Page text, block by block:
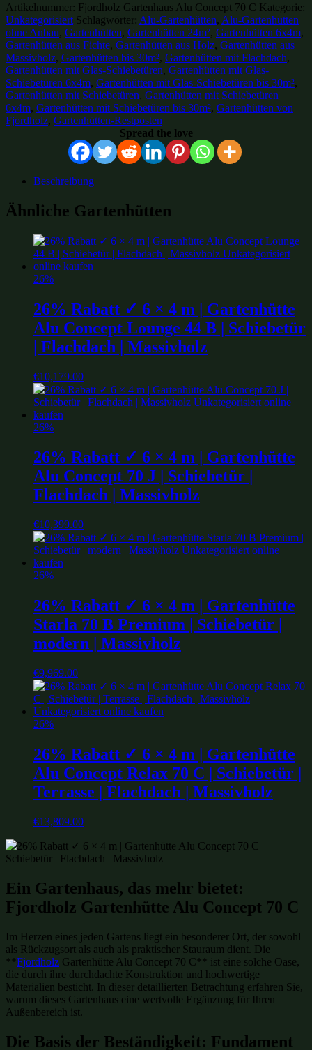
Artikelnummer: Fjordholz Gartenhaus Alu Concept 70 C Kategorie:
Unkategorisiert Schlagwörter: Alu-Gartenhütten, Alu-Gartenhütten
ohne Anbau, Gartenhütten, Gartenhütten 24m², Gartenhütten 6x4m,
Gartenhütten aus Fichte, Gartenhütten aus Holz, Gartenhütten aus
Massivholz, Gartenhütten bis 30m², Gartenhütten mit Flachdach,
Gartenhütten mit Glas-Schiebetüren, Gartenhütten mit Glas-
Schiebetüren 6x4m, Gartenhütten mit Glas-Schiebetüren bis 30m²,
Gartenhütten mit Schiebetüren, Gartenhütten mit Schiebetüren
6x4m, Gartenhütten mit Schiebetüren bis 30m², Gartenhütten von
Fjordholz, Gartenhütten-Restposten
Spread the love
Beschreibung
Ähnliche Gartenhütten
26%
26% Rabatt ✓ 6 × 4 m | Gartenhütte
Alu Concept Lounge 44 B | Schiebetür
| Flachdach | Massivholz
€10,179.00
26%
26% Rabatt ✓ 6 × 4 m | Gartenhütte
Alu Concept 70 J | Schiebetür |
Flachdach | Massivholz
€10,399.00
26%
26% Rabatt ✓ 6 × 4 m | Gartenhütte
Starla 70 B Premium | Schiebetür |
modern | Massivholz
€9,969.00
26%
26% Rabatt ✓ 6 × 4 m | Gartenhütte
Alu Concept Relax 70 C | Schiebetür |
Terrasse | Flachdach | Massivholz
€13,809.00
Ein Gartenhaus, das mehr bietet:
Fjordholz Gartenhütte Alu Concept 70 C
Im Herzen eines jeden Gartens liegt ein besonderer Ort, der sowohl
als Rückzugsort als auch als praktischer Stauraum dient. Die
**Fjordholz Gartenhütte Alu Concept 70 C** ist eine solche Oase,
die durch ihre durchdachte Konstruktion und hochwertige
Materialien besticht. In dieser detaillierten Betrachtung erfahren Sie,
warum dieses Gartenhaus eine wertvolle Ergänzung für Ihren
Außenbereich ist.
Die Basis der Beständigkeit: Fundament